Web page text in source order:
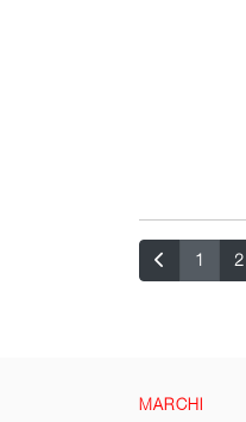
1 2
MARCHI